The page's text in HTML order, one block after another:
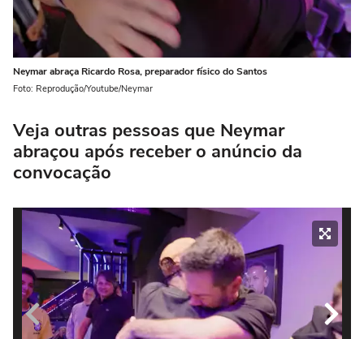
Neymar abraça Ricardo Rosa, preparador físico do Santos
Foto: Reprodução/Youtube/Neymar
Veja outras pessoas que Neymar
abraçou após receber o anúncio da
convocação